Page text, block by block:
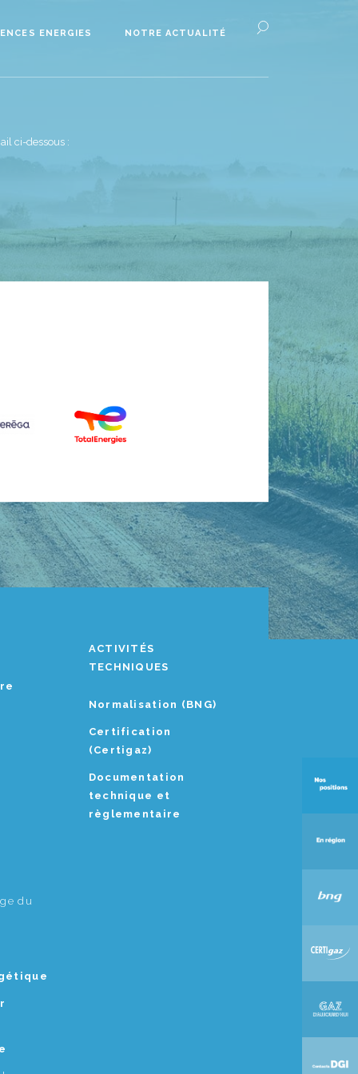
ENERGIES NOTRE ACTUALITÉ
ci-dessous :
du
ACTIVITÉS
TECHNIQUES
Normalisation (BNG)
Certification
(Certigaz)
Documentation
technique et
règlementaire